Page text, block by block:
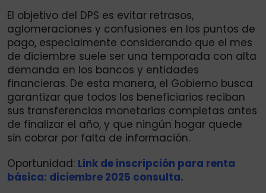
El objetivo del DPS es evitar retrasos,
aglomeraciones y confusiones en los puntos de
pago, especialmente considerando que el mes
de diciembre suele ser una temporada con alta
demanda en los bancos y entidades
financieras. De esta manera, el Gobierno busca
garantizar que todos los beneficiarios reciban
sus transferencias monetarias completas antes
de finalizar el año, y que ningún hogar quede
sin cobrar por falta de información.
Oportunidad: Link de inscripción para renta
básica: diciembre 2025 consulta.